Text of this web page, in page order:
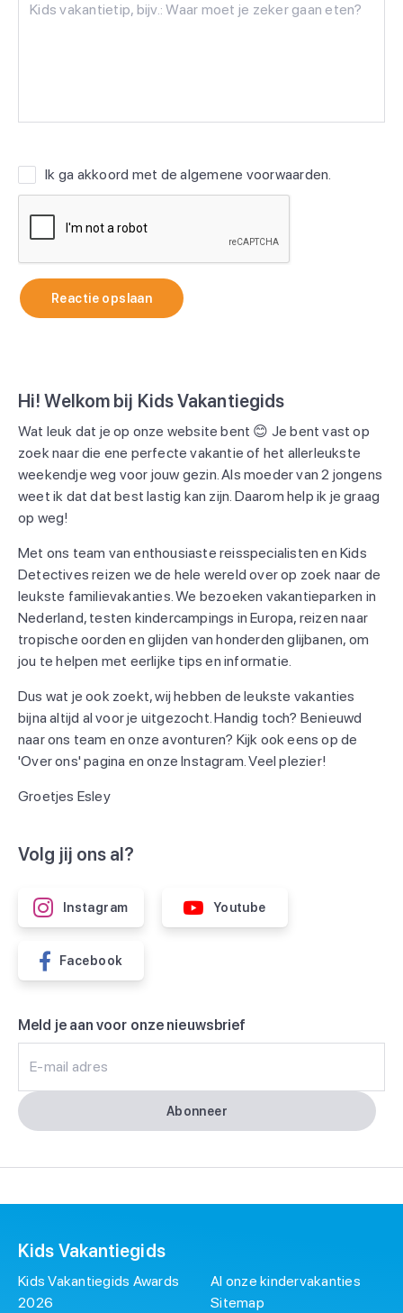
Ik ga akkoord met dealgemene voorwaarden.
Reactie opslaan
Hi! Welkom bij Kids Vakantiegids
Wat leuk dat je op onze website bent 😊 Je bent vast op
zoek naar die ene perfecte vakantie of het allerleukste
weekendje weg voor jouw gezin. Als moeder van 2 jongens
weet ik dat dat best lastig kan zijn. Daarom help ik je graag
op weg!
Met ons team van enthousiaste reisspecialisten en Kids
Detectives reizen we de hele wereld over op zoek naar de
leukste familievakanties. We bezoeken vakantieparken in
Nederland, testen kindercampings in Europa, reizen naar
tropische oorden en glijden van honderden glijbanen, om
jou te helpen met eerlijke tips en informatie.
Dus wat je ook zoekt, wij hebben de leukste vakanties
bijna altijd al voor je uitgezocht. Handig toch? Benieuwd
naar ons team en onze avonturen? Kijk ook eens op de
'Over ons' pagina en onze Instagram. Veel plezier!
Groetjes Esley
Volg jij ons al?
Instagram Youtube
Facebook
Meld je aan voor onze nieuwsbrief
E-mail adres
Abonneer
Kids Vakantiegids
Kids Vakantiegids Awards
2026
Al onze kindervakanties
Sitemap